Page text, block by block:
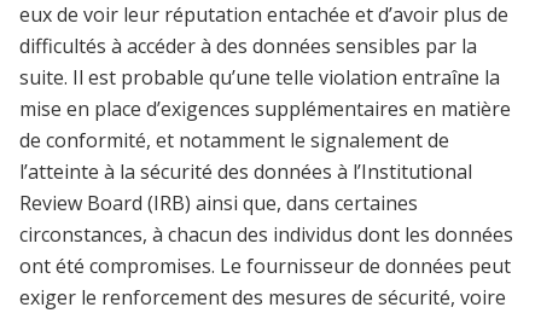
eux de voir leur réputation entachée et d’avoir plus de
difficultés à accéder à des données sensibles par la
suite. Il est probable qu’une telle violation entraîne la
mise en place d’exigences supplémentaires en matière
de conformité, et notamment le signalement de
l’atteinte à la sécurité des données à l’Institutional
Review Board (IRB) ainsi que, dans certaines
circonstances, à chacun des individus dont les données
ont été compromises. Le fournisseur de données peut
exiger le renforcement des mesures de sécurité, voire